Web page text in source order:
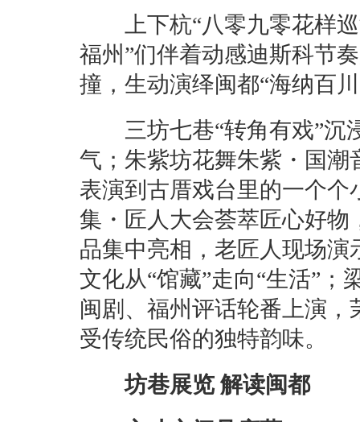
上下杭“八零九零花样巡
福州”们伴着动感迪斯科节
撞，生动演绎闽都“海纳百
三坊七巷“转角有戏”沉
气；朱紫坊花舞朱紫・国
表演到古厝戏台里的一个
集・匠人大会荟萃匠心好
品集中亮相，老匠人现场
文化从“馆藏”走向“生活”
闽剧、福州评话轮番上演
受传统民俗的独特韵味。
坊巷展览 解读闽都